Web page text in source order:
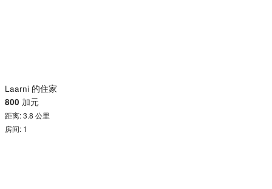
Laarni 的住家
800 加元
距离: 3.8 公里
房间: 1